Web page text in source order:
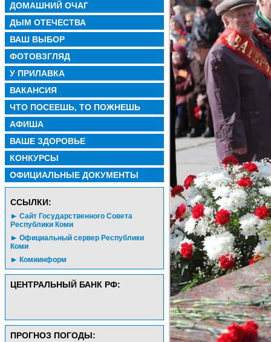
ДОМАШНИЙ ОЧАГ
ДЫМ ОТЕЧЕСТВА
ВАШ ВЫБОР
ФОТОВЗГЛЯД
У ПРИЛАВКА
ВАКАНСИЯ
ЧТО ПОСЕЕШЬ, ТО ПОЖНЕШЬ
АФИША
ВАШЕ ЗДОРОВЬЕ
КОНКУРСЫ
ОФИЦИАЛЬНЫЕ ДОКУМЕНТЫ
CСЫЛКИ:
Сайт Государственного Совета
Республики Коми
Официальный сервер Республики
Коми
Комиинформ
ЦЕНТРАЛЬНЫЙ БАНК РФ:
ПРОГНОЗ ПОГОДЫ: